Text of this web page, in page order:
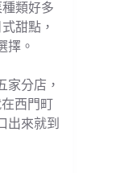
類好多
甜點，
擇。
家分店，
西門町
出來就到